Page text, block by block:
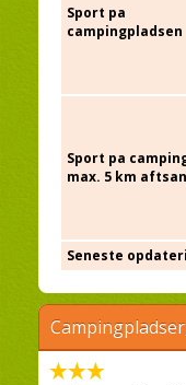
Sport pa
campingpladsen
Sport pa
max. 5 km
Seneste